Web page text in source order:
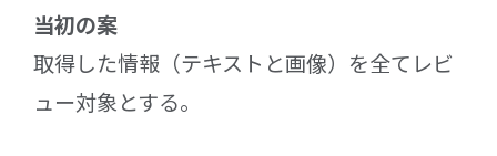
当初の案
取得した情報（テキストと画像）を全てレビ
ュー対象とする。